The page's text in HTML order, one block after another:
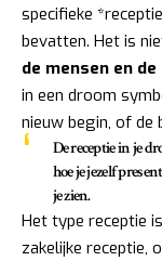
specifieke
bevatten. Het is
de mensen en
in een droom
nieuw begin, of de
De receptie in je
hoe je jezelf
je zien.
Het type receptie
zakelijke receptie,